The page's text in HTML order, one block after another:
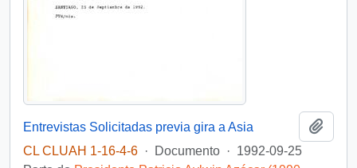
Entrevistas Solicitadas previa gira a Asia
CL CLUAH 1-16-4-6 · Documento · 1992-09-25